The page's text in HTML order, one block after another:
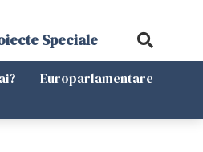
Speciale
Europarlamentare